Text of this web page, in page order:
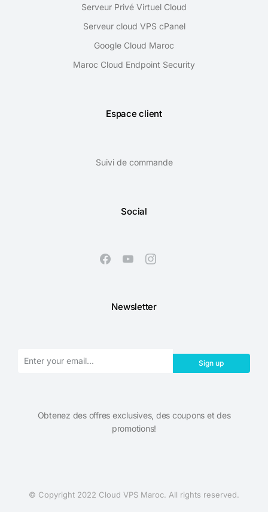
Serveur Privé Virtuel Cloud
Serveur cloud VPS cPanel
Google Cloud Maroc
Maroc Cloud Endpoint Security
Espace client
Suivi de commande
Social
Newsletter
Sign up
Obtenez des offres exclusives, des coupons et des
promotions!​
© Copyright 2022 Cloud VPS Maroc. All rights reserved.